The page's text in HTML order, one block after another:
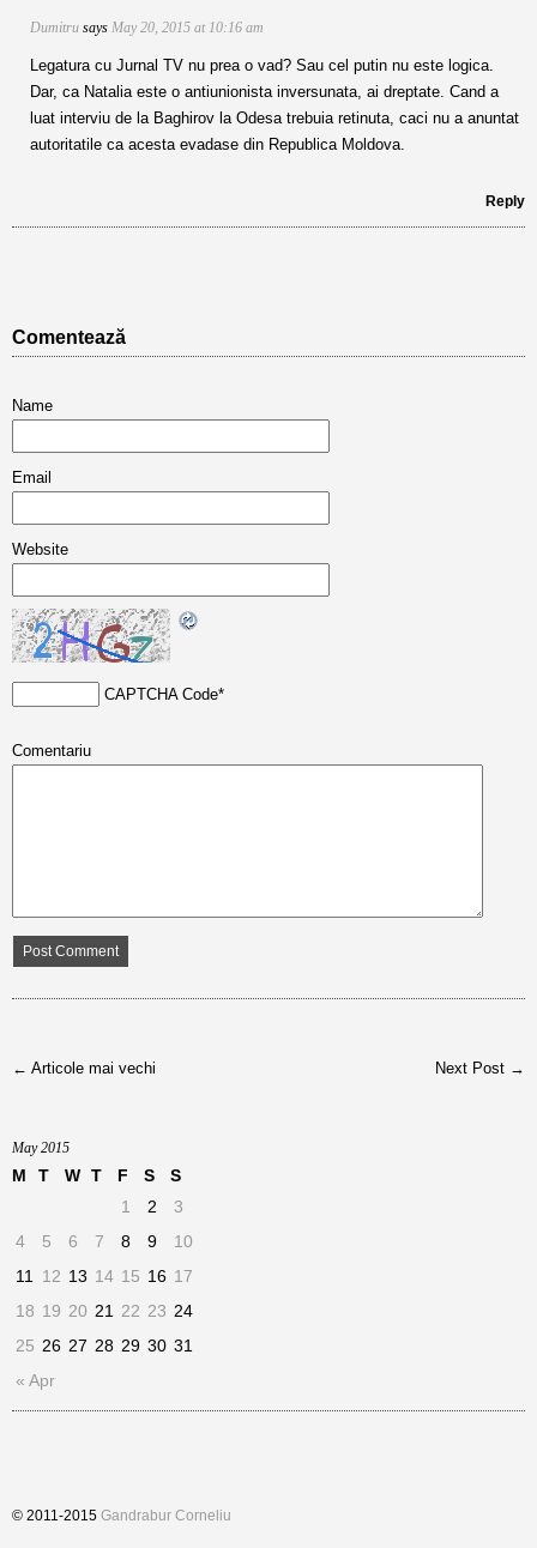
Dumitru says May 20, 2015 at 10:16 am
Legatura cu Jurnal TV nu prea o vad? Sau cel putin nu este logica.
Dar, ca Natalia este o antiunionista inversunata, ai dreptate. Cand a
luat interviu de la Baghirov la Odesa trebuia retinuta, caci nu a anuntat
autoritatile ca acesta evadase din Republica Moldova.
Reply
Comentează
Name
Email
Website
CAPTCHA Code*
Comentariu
← Articole mai vechi Next Post →
May 2015
M T W T F S S
« Apr
1 2
3
4
5 6 7 8 9
10
11
12 13 14 15 16 17
18 19 20 21 22 23 24
25 26 27 28 29 30 31
© 2011-2015 Gandrabur Corneliu